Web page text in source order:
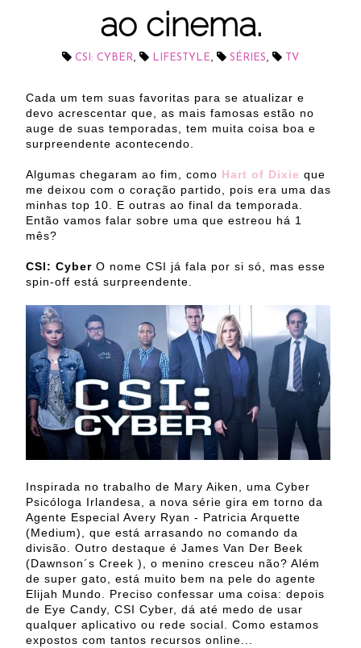
ao cinema.
CSI: CYBER, LIFESTYLE, SÉRIES, TV
Cada um tem suas favoritas para se atualizar e
devo acrescentar que, as mais famosas estão no
auge de suas temporadas, tem muita coisa boa e
surpreendente acontecendo.
Algumas chegaram ao fim, como Hart of Dixie que
me deixou com o coração partido, pois era uma das
minhas top 10. E outras ao final da temporada.
Então vamos falar sobre uma que estreou há 1
mês?
CSI: Cyber O nome CSI já fala por si só, mas esse
spin-off está surpreendente.
Inspirada no trabalho de Mary Aiken, uma Cyber
Psicóloga Irlandesa, a nova série gira em torno da
Agente Especial Avery Ryan - Patricia Arquette
(Medium), que está arrasando no comando da
divisão. Outro destaque é James Van Der Beek
(Dawnson´s Creek ), o menino cresceu não? Além
de super gato, está muito bem na pele do agente
Elijah Mundo. Preciso confessar uma coisa: depois
de Eye Candy, CSI Cyber, dá até medo de usar
qualquer aplicativo ou rede social. Como estamos
expostos com tantos recursos online...